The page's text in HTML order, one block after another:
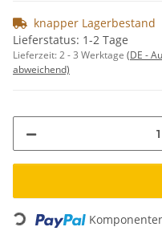
knapper Lagerbestand
Lieferstatus: 1-2 Tage
Lieferzeit:2 - 3 Werktage (DE -
abweichend)
Loading...